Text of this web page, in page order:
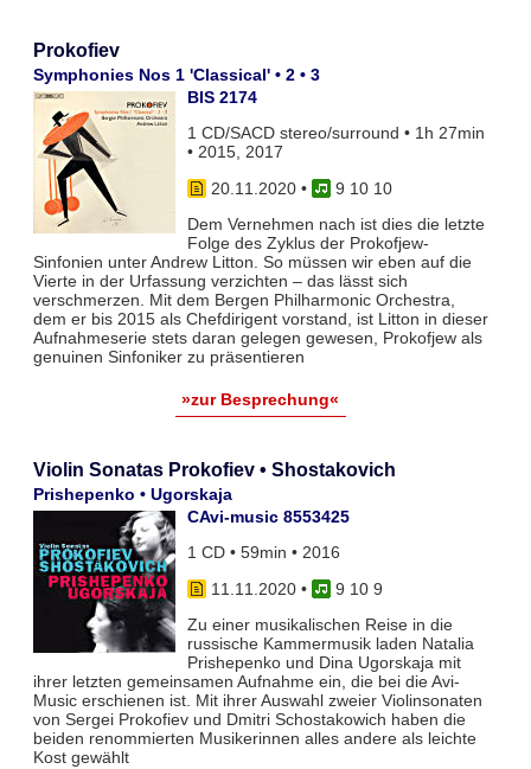
Prokofiev
Symphonies Nos 1 'Classical' • 2 • 3
BIS 2174
1 CD/SACD stereo/surround • 1h 27min
• 2015, 2017
20.11.2020•
9 10 10
Dem Vernehmen nach ist dies die letzte
Folge des Zyklus der Prokofjew-
Sinfonien unter Andrew Litton. So müssen wir eben auf die
Vierte in der Urfassung verzichten – das lässt sich
verschmerzen. Mit dem Bergen Philharmonic Orchestra,
dem er bis 2015 als Chefdirigent vorstand, ist Litton in dieser
Aufnahmeserie stets daran gelegen gewesen, Prokofjew als
genuinen Sinfoniker zu präsentieren
»zur Besprechung«
Violin Sonatas Prokofiev • Shostakovich
Prishepenko • Ugorskaja
CAvi-music 8553425
1 CD • 59min • 2016
11.11.2020•
9 10 9
Zu einer musikalischen Reise in die
russische Kammermusik laden Natalia
Prishepenko und Dina Ugorskaja mit
ihrer letzten gemeinsamen Aufnahme ein, die bei die Avi-
Music erschienen ist. Mit ihrer Auswahl zweier Violinsonaten
von Sergei Prokofiev und Dmitri Schostakowich haben die
beiden renommierten Musikerinnen alles andere als leichte
Kost gewählt